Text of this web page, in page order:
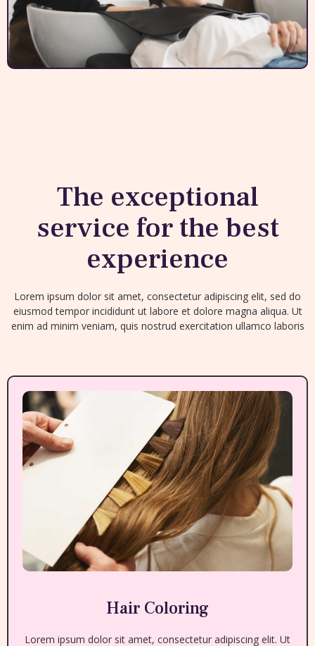
The exceptional
service for the best
experience
Lorem ipsum dolor sit amet, consectetur adipiscing elit, sed do
eiusmod tempor incididunt ut labore et dolore magna aliqua. Ut
enim ad minim veniam, quis nostrud exercitation ullamco laboris
Hair Coloring
Lorem ipsum dolor sit amet, consectetur adipiscing elit. Ut